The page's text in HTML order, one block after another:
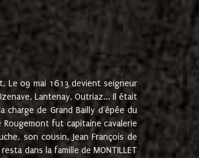
Le 09 mai 1613 devient seigneur
Lantenay, Outriaz... Il était
de Grand Bailly d'épée du
Rougemont fut capitaine cavalerie
son cousin, Jean François de
dans la famille de MONTILLET